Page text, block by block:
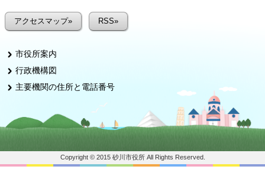
アクセスマップ» RSS»
市役所案内
行政機構図
主要機関の住所と電話番号
Copyright © 2015 砂川市役所 All Rights Reserved.